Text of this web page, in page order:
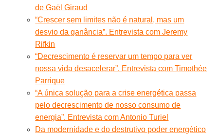
de Gaël Giraud
“Crescer sem limites não é natural, mas um
desvio da ganância”. Entrevista com Jeremy
Rifkin
“Decrescimento é reservar um tempo para ver
nossa vida desacelerar”. Entrevista com Timothée
Parrique
“A única solução para a crise energética passa
pelo decrescimento de nosso consumo de
energia”. Entrevista com Antonio Turiel
Da modernidade e do destrutivo poder energético